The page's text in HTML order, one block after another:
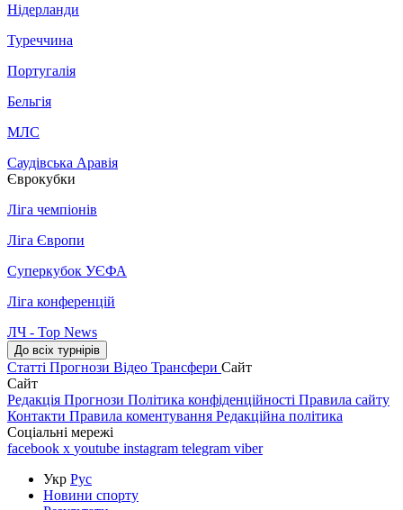
Нідерланди
Туреччина
Португалія
Бельгія
МЛС
Саудівська Аравія
Єврокубки
Ліга чемпіонів
Ліга Європи
Суперкубок УЄФА
Ліга конференцій
ЛЧ - Top News
До всіх турнірів
Статті Прогнози Відео Трансфери Сайт
Сайт
Редакція Прогнози Політика конфіденційності Правила сайту
Контакти Правила коментування Редакційна політика
Соціальні мережі
facebook x youtube instagram telegram viber
Укр Рус
Новини спорту